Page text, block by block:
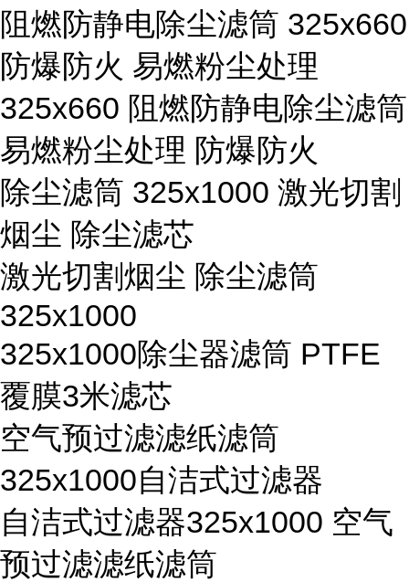
阻燃防静电除尘滤筒 325x660
防爆防火 易燃粉尘处理
325x660 阻燃防静电除尘滤筒
易燃粉尘处理 防爆防火
除尘滤筒 325x1000 激光切割
烟尘 除尘滤芯
激光切割烟尘 除尘滤筒
325x1000
325x1000除尘器滤筒 PTFE
覆膜3米滤芯
空气预过滤滤纸滤筒
325x1000自洁式过滤器
自洁式过滤器325x1000 空气
预过滤滤纸滤筒